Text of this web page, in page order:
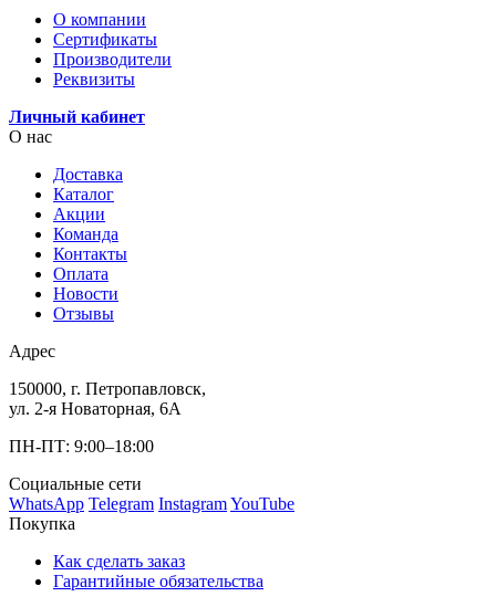
О компании
Сертификаты
Производители
Реквизиты
Личный кабинет
О нас
Доставка
Каталог
Акции
Команда
Контакты
Оплата
Новости
Отзывы
Адрес
150000, г. Петропавловск,
ул. 2-я Новаторная, 6А
ПН-ПТ: 9:00–18:00
Социальные сети
WhatsApp Telegram InstagramYouTube
Покупка
Как сделать заказ
Гарантийные обязательства